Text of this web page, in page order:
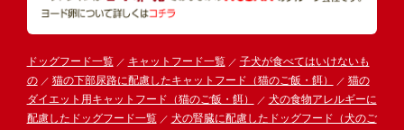
ドッグフード一覧 キャットフード一覧
子犬が食べてはいけないも
の
猫の下部尿路に配慮したキャットフード（猫のご飯・餌）
猫の
ダイエット用キャットフード（猫のご飯・餌）
犬の食物アレルギーに
配慮したドッグフード一覧
犬の腎臓に配慮したドッグフード（犬のご